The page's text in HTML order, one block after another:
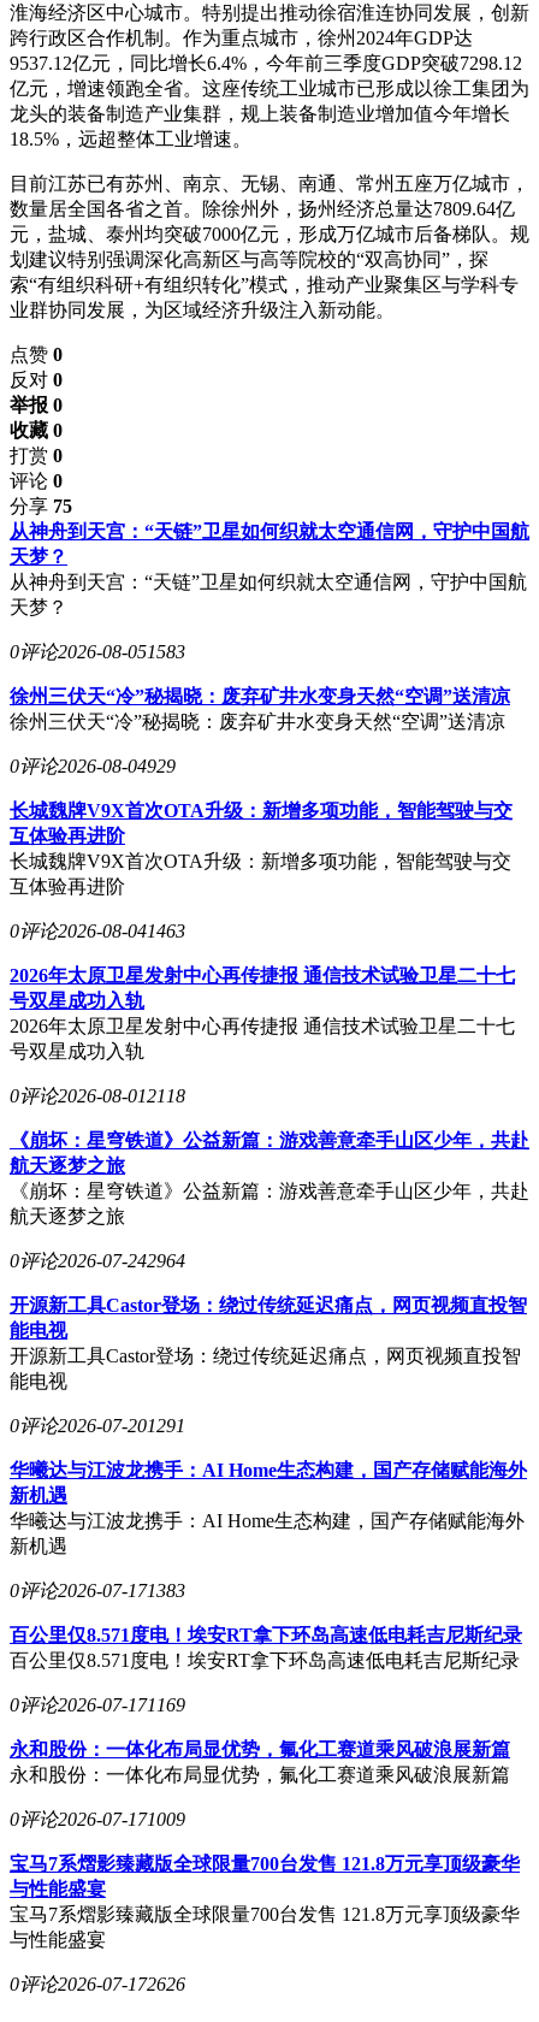
淮海经济区中心城市。特别提出推动徐宿淮连协同发展，创新
跨行政区合作机制。作为重点城市，徐州2024年GDP达
9537.12亿元，同比增长6.4%，今年前三季度GDP突破7298.12
亿元，增速领跑全省。这座传统工业城市已形成以徐工集团为
龙头的装备制造产业集群，规上装备制造业增加值今年增长
18.5%，远超整体工业增速。
目前江苏已有苏州、南京、无锡、南通、常州五座万亿城市，
数量居全国各省之首。除徐州外，扬州经济总量达7809.64亿
元，盐城、泰州均突破7000亿元，形成万亿城市后备梯队。规
划建议特别强调深化高新区与高等院校的“双高协同”，探
索“有组织科研+有组织转化”模式，推动产业聚集区与学科专
业群协同发展，为区域经济升级注入新动能。
点赞 0
反对 0
举报 0
收藏 0
打赏 0
评论 0
分享 75
从神舟到天宫：“天链”卫星如何织就太空通信网，守护中国航
天梦？
从神舟到天宫：“天链”卫星如何织就太空通信网，守护中国航
天梦？
0评论2026-08-051583
徐州三伏天“冷”秘揭晓：废弃矿井水变身天然“空调”送清凉
徐州三伏天“冷”秘揭晓：废弃矿井水变身天然“空调”送清凉
0评论2026-08-04929
长城魏牌V9X首次OTA升级：新增多项功能，智能驾驶与交
互体验再进阶
长城魏牌V9X首次OTA升级：新增多项功能，智能驾驶与交
互体验再进阶
0评论2026-08-041463
2026年太原卫星发射中心再传捷报 通信技术试验卫星二十七
号双星成功入轨
2026年太原卫星发射中心再传捷报 通信技术试验卫星二十七
号双星成功入轨
0评论2026-08-012118
《崩坏：星穹铁道》公益新篇：游戏善意牵手山区少年，共赴
航天逐梦之旅
《崩坏：星穹铁道》公益新篇：游戏善意牵手山区少年，共赴
航天逐梦之旅
0评论2026-07-242964
开源新工具Castor登场：绕过传统延迟痛点，网页视频直投智
能电视
开源新工具Castor登场：绕过传统延迟痛点，网页视频直投智
能电视
0评论2026-07-201291
华曦达与江波龙携手：AI Home生态构建，国产存储赋能海外
新机遇
华曦达与江波龙携手：AI Home生态构建，国产存储赋能海外
新机遇
0评论2026-07-171383
百公里仅8.571度电！埃安RT拿下环岛高速低电耗吉尼斯纪录
百公里仅8.571度电！埃安RT拿下环岛高速低电耗吉尼斯纪录
0评论2026-07-171169
永和股份：一体化布局显优势，氟化工赛道乘风破浪展新篇
永和股份：一体化布局显优势，氟化工赛道乘风破浪展新篇
0评论2026-07-171009
宝马7系熠影臻藏版全球限量700台发售 121.8万元享顶级豪华
与性能盛宴
宝马7系熠影臻藏版全球限量700台发售 121.8万元享顶级豪华
与性能盛宴
0评论2026-07-172626